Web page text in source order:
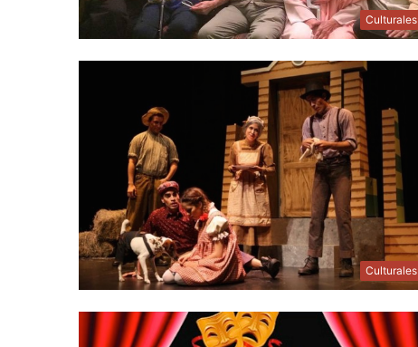
Culturales
Culturales